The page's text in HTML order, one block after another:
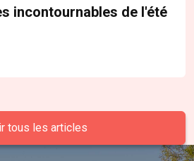
incontournables de l'été
tous les articles